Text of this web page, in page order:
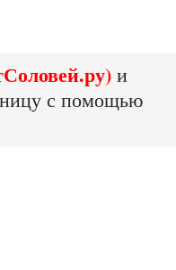
и
с помощью